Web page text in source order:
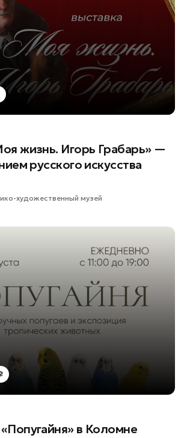
жизнь. Игорь Грабарь» —
русского искусства
художественный музей
в Коломне